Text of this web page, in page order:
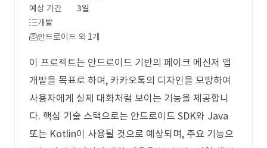
예상 기간
3일
개발
안드로이드 외 1개
이 프로젝트는 안드로이드 기반의 페이크 메신저 앱
개발을 목표로 하며, 카카오톡의 디자인을 모방하여
사용자에게 실제 대화처럼 보이는 기능을 제공합니
다. 핵심 기술 스택으로는 안드로이드 SDK와 Java
또는 Kotlin이 사용될 것으로 예상되며, 주요 기능으